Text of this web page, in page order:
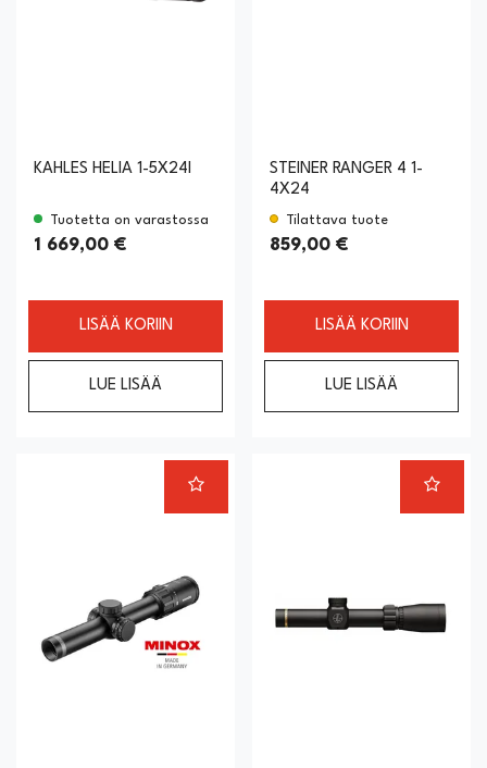
KAHLES HELIA 1-5X24I
Tuotetta on varastossa
1 669,00 €
LISÄÄ KORIIN
LUE LISÄÄ
STEINER RANGER 4 1-
4X24
Tilattava tuote
859,00 €
LISÄÄ KORIIN
LUE LISÄÄ